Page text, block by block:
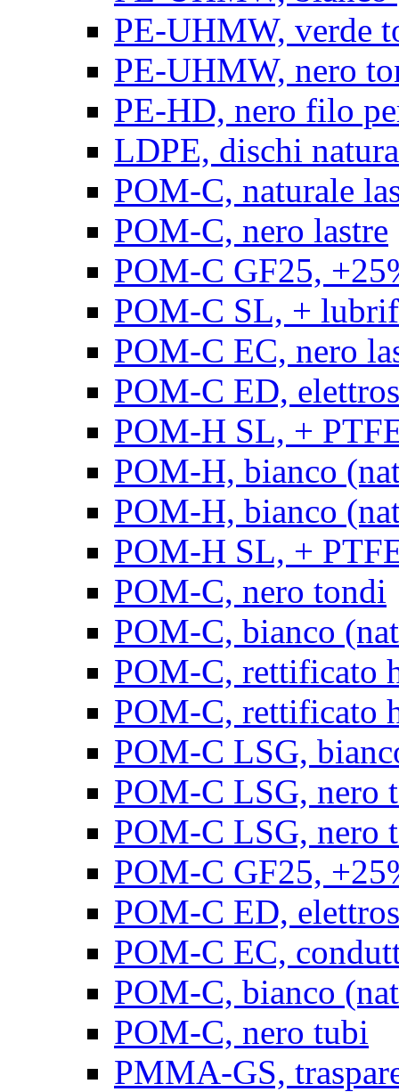
PE-UHMW, verde
PE-UHMW, nero
PE-HD, nero filo
LDPE, dischi
POM-C, naturale
POM-C, nero lastre
POM-C GF25,
POM-C SL, +
POM-C EC, nero
POM-C ED,
POM-H SL, +
POM-H, bianco
POM-H, bianco
POM-H SL, +
POM-C, nero tondi
POM-C, bianco
POM-C, rettificato
POM-C, rettificato
POM-C LSG,
POM-C LSG, nero
POM-C LSG, nero
POM-C GF25,
POM-C ED,
POM-C EC,
POM-C, bianco
POM-C, nero tubi
PMMA-GS,